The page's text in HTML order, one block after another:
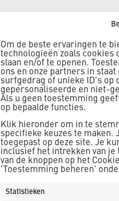
Om de beste ervaringen te
technologieën zoals cookies
slaan en/of te openen.
ons en onze partners in
surfgedrag of unieke ID's op
gepersonaliseerde en niet-
Als u geen toestemming
op bepaalde functies.
Klik hieronder om in te
specifieke keuzes te maken.
toegepast op deze site. Je
inclusief het intrekken van
van de knoppen op het
'Toestemming beheren'
Statistieken